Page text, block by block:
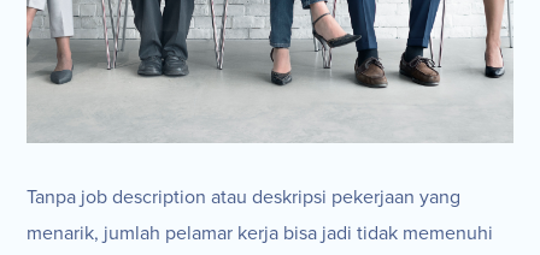
Tanpa job description atau deskripsi pekerjaan yang
menarik, jumlah pelamar kerja bisa jadi tidak memenuhi